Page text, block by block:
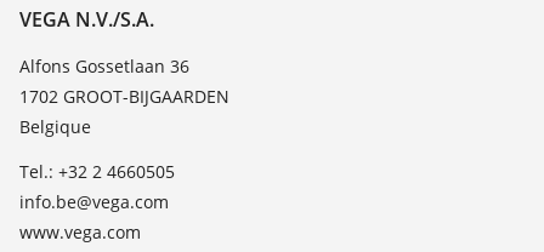
TeamViewer
À propos de VEGA
Contact
News
Presse
Blog
VEGA N.V./S.A.
Alfons Gossetlaan 36
1702 GROOT-BIJGAARDEN
Belgique
Tel.: +32 2 4660505
info.be@vega.com
www.vega.com